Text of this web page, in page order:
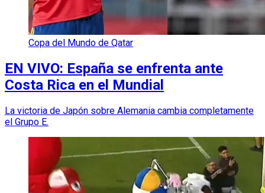
Copa del Mundo de Qatar
EN VIVO: España se enfrenta ante
Costa Rica en el Mundial
La victoria de Japón sobre Alemania cambia completamente
el Grupo E.